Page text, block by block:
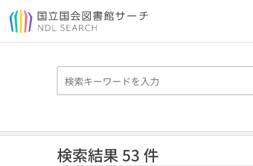
本文へ移動
検索結果 53 件